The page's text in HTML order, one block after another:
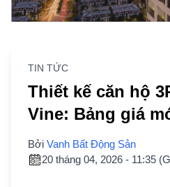
TIN TỨC
Thiết kế căn hộ
Vine: Bảng giá
Bởi Vanh Bất Động Sản
20 tháng 04, 2026 - 11:35